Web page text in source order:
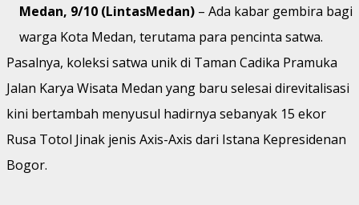
Medan, 9/10 (LintasMedan) – Ada kabar gembira bagi
warga Kota Medan, terutama para pencinta satwa.
Pasalnya, koleksi satwa unik di Taman Cadika Pramuka
Jalan Karya Wisata Medan yang baru selesai direvitalisasi
kini bertambah menyusul hadirnya sebanyak 15 ekor
Rusa Totol Jinak jenis Axis-Axis dari Istana Kepresidenan
Bogor.